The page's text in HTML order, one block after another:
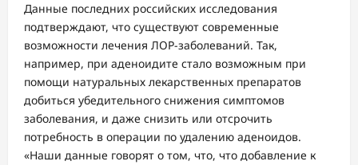
Данные последних российских исследования
подтверждают, что существуют современные
возможности лечения ЛОР-заболеваний. Так,
например, при аденоидите стало возможным при
помощи натуральных лекарственных препаратов
добиться убедительного снижения симптомов
заболевания, и даже снизить или отсрочить
потребность в операции по удалению аденоидов.
«Наши данные говорят о том, что, что добавление к